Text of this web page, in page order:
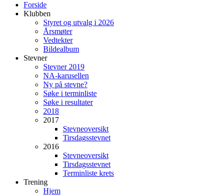
Forside
Klubben
Styret og utvalg i 2026
Årsmøter
Vedtekter
Bildealbum
Stevner
Stevner 2019
NA-karusellen
Ny på stevne?
Søke i terminliste
Søke i resultater
2018
2017
Stevneoversikt
Tirsdagsstevnet
2016
Stevneoversikt
Tirsdagsstevnet
Terminliste krets
Trening
Hjem